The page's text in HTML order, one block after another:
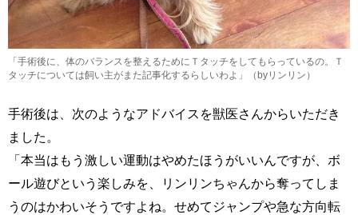
「手術後に、体のバランスを整えるためにＴタッチをしてもらっているの。Ｔ
タッチについては飼い主がまた記事化するらしいわよ」（byリンリン）
手術後は、次のようなアドバイスを獣医さんからいただき
ました。
「本当はもう激しい運動はやめたほうがいいんですが、ボ
ール遊びという楽しみを、リンリンちゃんから奪ってしま
うのはかわいそうですよね。せめてジャンプや急な方向転